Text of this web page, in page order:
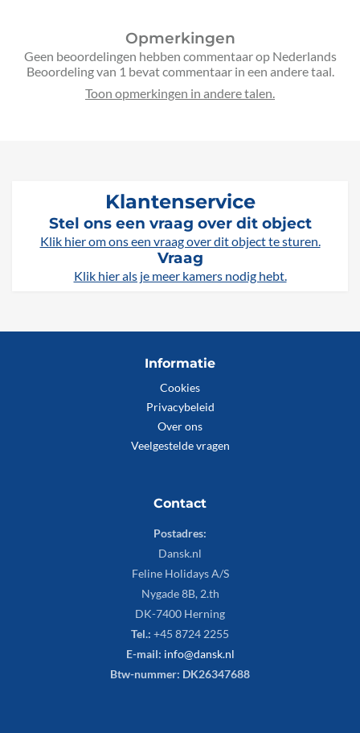
Opmerkingen
Geen beoordelingen hebben commentaar op Nederlands
Beoordeling van 1 bevat commentaar in een andere taal.
Klantenservice
Stel ons een vraag over dit object
Klik hier om ons een vraag over dit object te sturen.
Vraag
Klik hier als je meer kamers nodig hebt.
Informatie
Cookies
Privacybeleid
Over ons
Veelgestelde vragen
Contact
Postadres:
Dansk.nl
Feline Holidays A/S
Nygade 8B, 2.th
DK-7400 Herning
Tel.: +45 8724 2255
E-mail: info@dansk.nl
Btw-nummer: DK26347688